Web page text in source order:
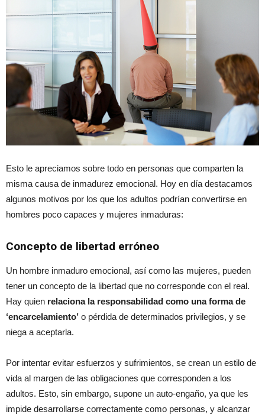
Esto le apreciamos sobre todo en personas que comparten la
misma causa de inmadurez emocional. Hoy en día destacamos
algunos motivos por los que los adultos podrían convertirse en
hombres poco capaces y mujeres inmaduras:
Concepto de libertad erróneo
Un hombre inmaduro emocional, así como las mujeres, pueden
tener un concepto de la libertad que no corresponde con el real.
Hay quien relaciona la responsabilidad como una forma de
‘encarcelamiento’ o pérdida de determinados privilegios, y se
niega a aceptarla.
Por intentar evitar esfuerzos y sufrimientos, se crean un estilo de
vida al margen de las obligaciones que corresponden a los
adultos. Esto, sin embargo, supone un auto-engaño, ya que les
impide desarrollarse correctamente como personas, y alcanzar